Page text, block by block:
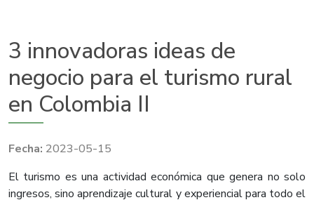
3 innovadoras ideas de
negocio para el turismo rural
en Colombia II
2023-05-15
El turismo es una actividad económica que genera no solo
ingresos, sino aprendizaje cultural y experiencial para todo el